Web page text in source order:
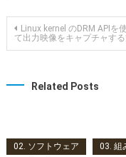
投稿ナビゲ
Linux kernel のDRM APIを
て出力映像をキャプチャす
Related Posts
02. ソフトウェア 03. 組